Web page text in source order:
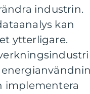
industrin.
kan
ytterligare.
implementera